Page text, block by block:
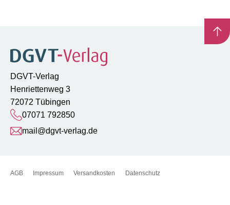
DGVT-Verlag
Henriettenweg 3
72072 Tübingen
07071 792850
mail@dgvt-verlag.de
AGB Impressum Versandkosten Datenschutz